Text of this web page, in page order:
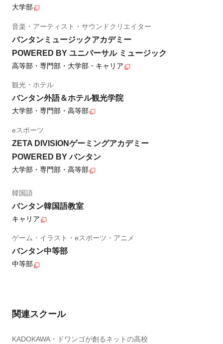
大学部
音楽・アーティスト・サウンドクリエイター
バンタンミュージックアカデミー
POWERED BY ユニバーサル ミュージック
高等部・専門部・大学部・キャリア
観光・ホテル
バンタン外語＆ホテル観光学院
大学部・専門部・高等部
eスポーツ
ZETA DIVISIONゲーミングアカデミー
POWERED BY バンタン
大学部・専門部・高等部
韓国語
バンタン韓国語教室
キャリア
ゲーム・イラスト・eスポーツ・アニメ
バンタン中等部
中等部
関連スクール
KADOKAWA・ドワンゴが創るネットの高校